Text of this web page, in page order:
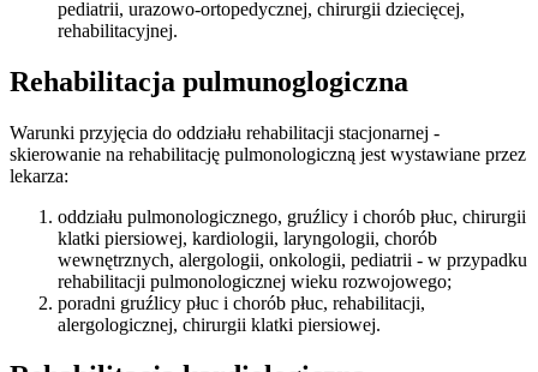
pediatrii, urazowo-ortopedycznej, chirurgii dziecięcej,
rehabilitacyjnej.
Rehabilitacja pulmunoglogiczna
Warunki przyjęcia do oddziału rehabilitacji stacjonarnej -
skierowanie na rehabilitację pulmonologiczną jest wystawiane przez
lekarza:
oddziału pulmonologicznego, gruźlicy i chorób płuc, chirurgii
klatki piersiowej, kardiologii, laryngologii, chorób
wewnętrznych, alergologii, onkologii, pediatrii - w przypadku
rehabilitacji pulmonologicznej wieku rozwojowego;
poradni gruźlicy płuc i chorób płuc, rehabilitacji,
alergologicznej, chirurgii klatki piersiowej.